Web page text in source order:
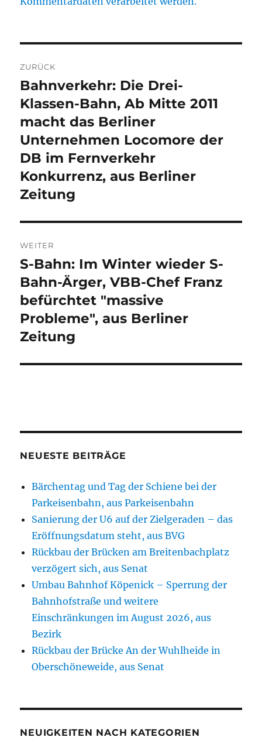
ZURÜCK
Vorheriger
Beitrag:
Bahnverkehr: Die Drei-
Klassen-Bahn, Ab Mitte 2011
macht das Berliner
Unternehmen Locomore der
DB im Fernverkehr
Konkurrenz, aus Berliner
Zeitung
WEITER
Nächster
Beitrag:
S-Bahn: Im Winter wieder S-
Bahn-Ärger, VBB-Chef Franz
befürchtet "massive
Probleme", aus Berliner
Zeitung
NEUESTE BEITRÄGE
Bärchentag und Tag der Schiene bei der
Parkeisenbahn, aus Parkeisenbahn
Sanierung der U6 auf der Zielgeraden – das
Eröffnungsdatum steht, aus BVG
Rückbau der Brücken am Breitenbachplatz
verzögert sich, aus Senat
Umbau Bahnhof Köpenick – Sperrung der
Bahnhofstraße und weitere
Einschränkungen im August 2026, aus
Bezirk
Rückbau der Brücke An der Wuhlheide in
Oberschöneweide, aus Senat
NEUIGKEITEN NACH KATEGORIEN